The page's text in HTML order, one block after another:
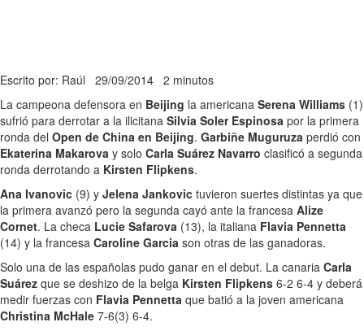
Escrito por: Raúl 29/09/2014 2 minutos
La campeona defensora en Beijing la americana Serena Williams (1)
sufrió para derrotar a la ilicitana Silvia Soler Espinosa por la primera
ronda del Open de China en Beijing. Garbiñe Muguruza perdió con
Ekaterina Makarova y solo Carla Suárez Navarro clasificó a segunda
ronda derrotando a Kirsten Flipkens.
Ana Ivanovic (9) y Jelena Jankovic tuvieron suertes distintas ya que
la primera avanzó pero la segunda cayó ante la francesa Alize
Cornet. La checa Lucie Safarova (13), la italiana Flavia Pennetta
(14) y la francesa Caroline Garcia son otras de las ganadoras.
Solo una de las españolas pudo ganar en el debut. La canaria Carla
Suárez que se deshizo de la belga Kirsten Flipkens 6-2 6-4 y deberá
medir fuerzas con Flavia Pennetta que batió a la joven americana
Christina McHale 7-6(3) 6-4.